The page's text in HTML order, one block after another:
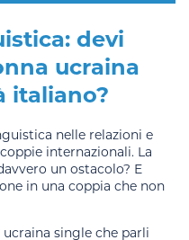
devi
ucraina
italiano?
nelle relazioni e
internazionali. La
un ostacolo? E
in una coppia che non
single che parli